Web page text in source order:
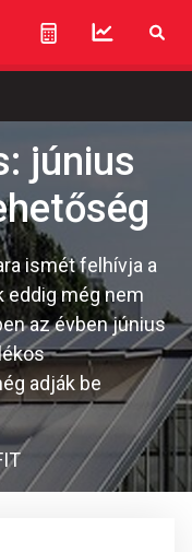
június
ismét felhívja a
eddig még nem
az évben június
adják be